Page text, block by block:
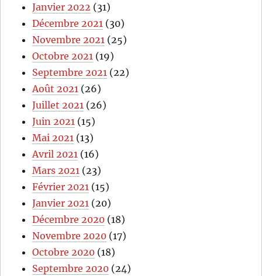
Janvier 2022 (31)
Décembre 2021 (30)
Novembre 2021 (25)
Octobre 2021 (19)
Septembre 2021 (22)
Août 2021 (26)
Juillet 2021 (26)
Juin 2021 (15)
Mai 2021 (13)
Avril 2021 (16)
Mars 2021 (23)
Février 2021 (15)
Janvier 2021 (20)
Décembre 2020 (18)
Novembre 2020 (17)
Octobre 2020 (18)
Septembre 2020 (24)